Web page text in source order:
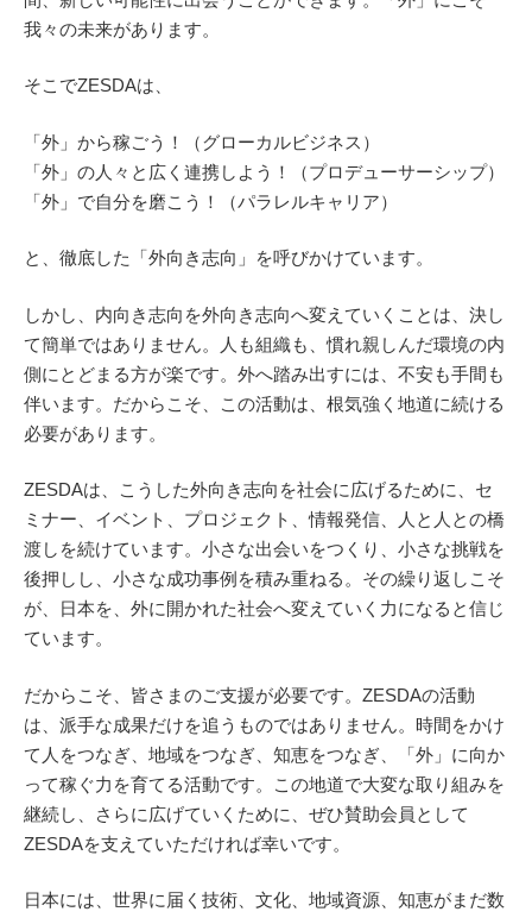
我々の未来があります。
そこでZESDAは、
「外」から稼ごう！（グローカルビジネス）
「外」の人々と広く連携しよう！（プロデューサーシップ）
「外」で自分を磨こう！（パラレルキャリア）
と、徹底した「外向き志向」を呼びかけています。
しかし、内向き志向を外向き志向へ変えていくことは、決し
て簡単ではありません。人も組織も、慣れ親しんだ環境の内
側にとどまる方が楽です。外へ踏み出すには、不安も手間も
伴います。だからこそ、この活動は、根気強く地道に続ける
必要があります。
ZESDAは、こうした外向き志向を社会に広げるために、セ
ミナー、イベント、プロジェクト、情報発信、人と人との橋
渡しを続けています。小さな出会いをつくり、小さな挑戦を
後押しし、小さな成功事例を積み重ねる。その繰り返しこそ
が、日本を、外に開かれた社会へ変えていく力になると信じ
ています。
だからこそ、皆さまのご支援が必要です。ZESDAの活動
は、派手な成果だけを追うものではありません。時間をかけ
て人をつなぎ、地域をつなぎ、知恵をつなぎ、「外」に向か
って稼ぐ力を育てる活動です。この地道で大変な取り組みを
継続し、さらに広げていくために、ぜひ賛助会員として
ZESDAを支えていただければ幸いです。
日本には、世界に届く技術、文化、地域資源、知恵がまだ数